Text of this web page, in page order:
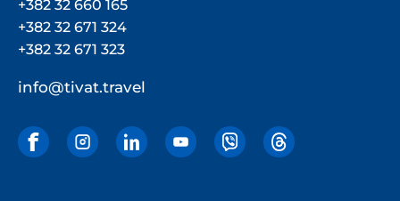
+382 32 660 165
+382 32 671 324
+382 32 671 323
info@tivat.travel